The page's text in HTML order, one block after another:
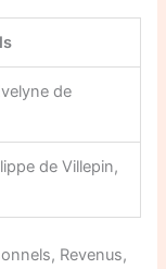
de
de Villepin,
Revenus,